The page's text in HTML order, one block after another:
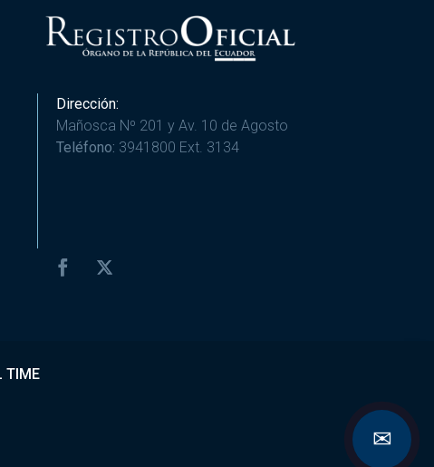
Dirección:
Mañosca Nº 201 y Av. 10 de Agosto
Teléfono: 3941800 Ext. 3134
TIME
✉